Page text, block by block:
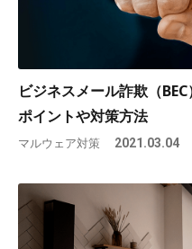
ビジネスメール詐欺（
ポイントや対策方法
マルウェア対策 2021.03.04